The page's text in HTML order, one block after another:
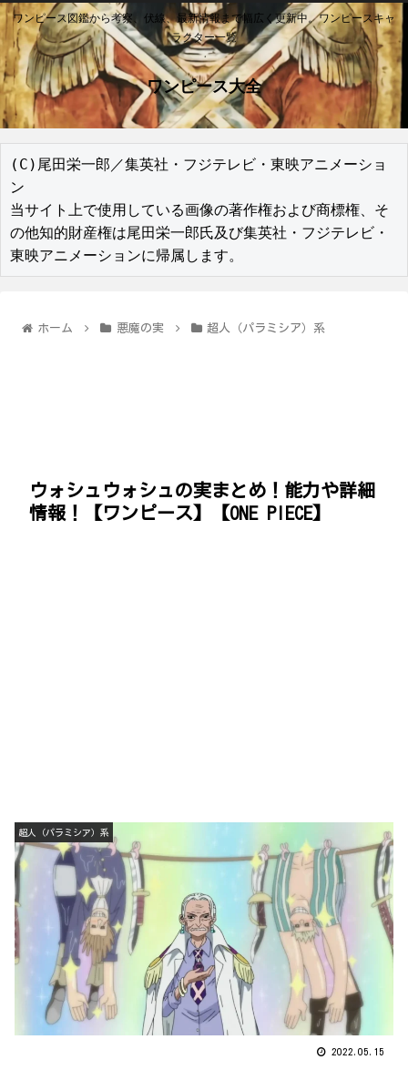
ワンピース図鑑から考察、伏線、最新情報まで幅広く更新中。ワンピースキャ
ラクター一覧
ワンピース大全
(C)尾田栄一郎／集英社・フジテレビ・東映アニメーショ
ン
当サイト上で使用している画像の著作権および商標権、そ
の他知的財産権は尾田栄一郎氏及び集英社・フジテレビ・
東映アニメーションに帰属します。
ホーム 悪魔の実 超人（パラミシア）系
ウォシュウォシュの実まとめ！能力や詳細
情報！【ワンピース】【ONE PIECE】
超人（パラミシア）系
2022.05.15